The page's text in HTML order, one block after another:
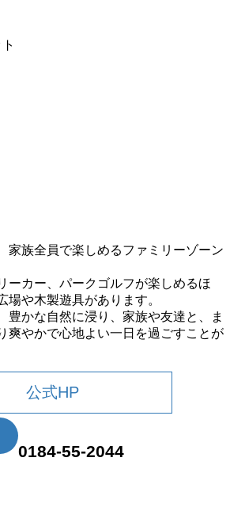
家族全員で楽しめるファミリーゾーン
ーカー、パークゴルフが楽しめるほ
場や木製遊具があります。
豊かな自然に浸り、家族や友達と、ま
爽やかで心地よい一日を過ごすことが
公式HP
0184-55-2044